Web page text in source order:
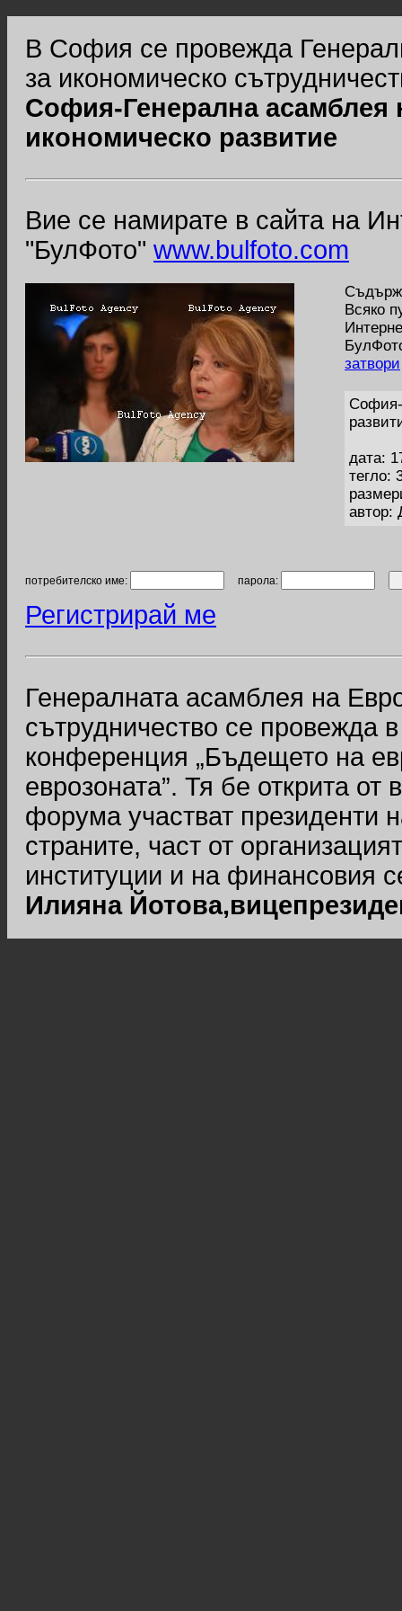
В София се провежда
за икономическо
София-Генерална асамблея
икономическо развитие
Вие се намирате в сайта на
"БулФото" www.bulfoto.com
Всяко
затвори
София-
дата:
тегло:
автор:
потребителско име: парола:
Регистрирай ме
Генералната асамблея на
сътрудничество се провежда
конференция „Бъдещето на
еврозоната”. Тя бе открита
форума участват президенти
страните, част от
институции и на финансовия
Илияна